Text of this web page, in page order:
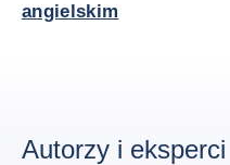
angielskim
Autorzy i eksperci